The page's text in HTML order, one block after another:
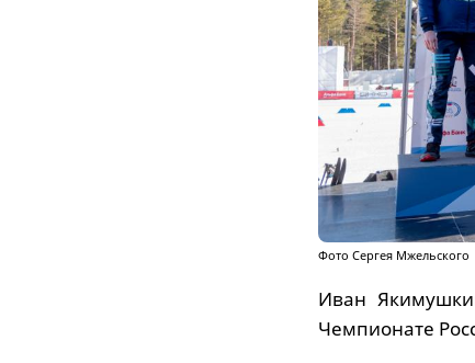
Фото Сергея Мжельского
Иван
Чемпионате